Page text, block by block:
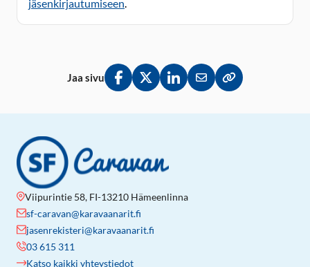
jäsenkirjautumiseen.
Jaa sivu
Jaa Facebookissa
Jaa Twitterissä
Jaa LinkedInissä
Jaa sähköpostitse
Kopioi linkki
Viipurintie 58, FI-13210 Hämeenlinna
sf-caravan@karavaanarit.fi
jasenrekisteri@karavaanarit.fi
03 615 311
Katso kaikki yhteystiedot